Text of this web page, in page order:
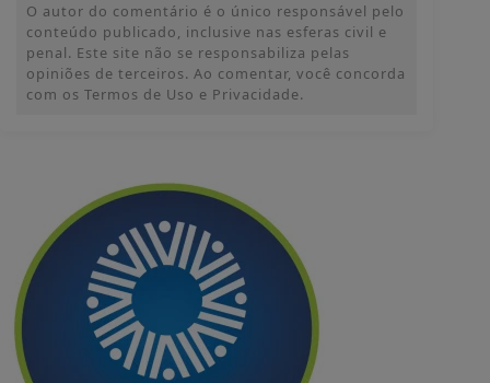
O autor do comentário é o único responsável pelo
conteúdo publicado, inclusive nas esferas civil e
penal. Este site não se responsabiliza pelas
opiniões de terceiros. Ao comentar, você concorda
com os Termos de Uso e Privacidade.